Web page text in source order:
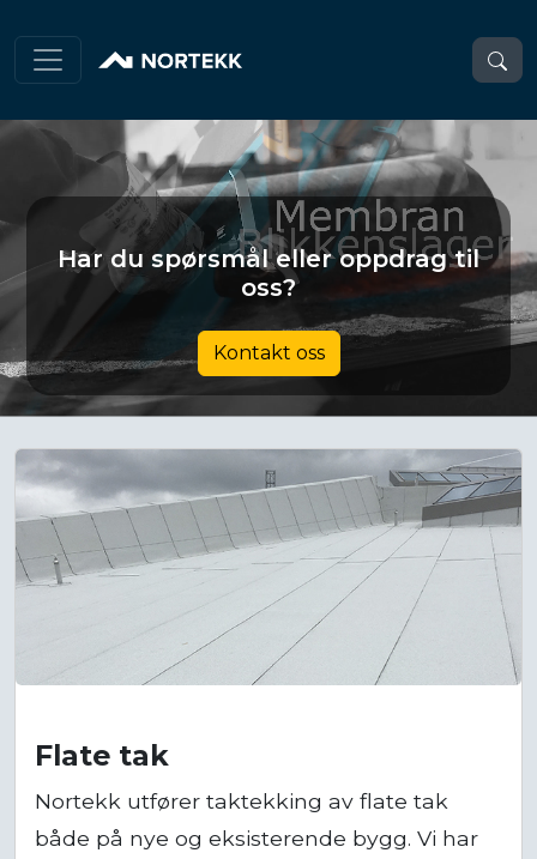
Har du spørsmål eller oppdrag til
oss?
Kontakt oss
Flate tak
Nortekk utfører taktekking av flate tak
både på nye og eksisterende bygg. Vi har